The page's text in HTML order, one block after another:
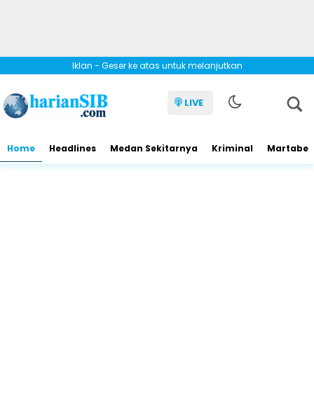
Iklan - Geser ke atas untuk melanjutkan
LIVE
Home Headlines Medan Sekitarnya Kriminal Martabe